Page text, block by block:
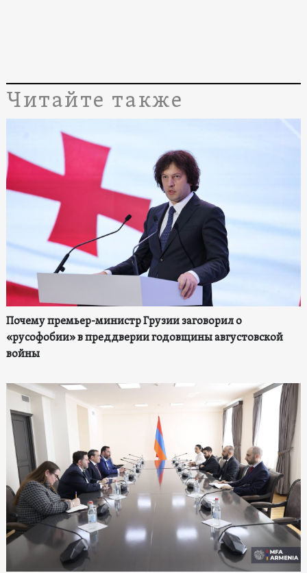
Читайте также
Почему премьер-министр Грузии заговорил о
«русофобии» в преддверии годовщины августовской
войны